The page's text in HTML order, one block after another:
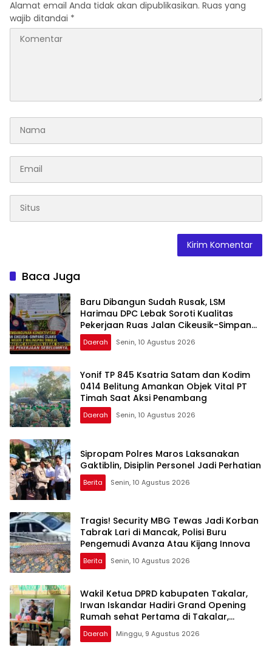
umum.
Alamat email Anda tidak akan dipublikasikan. Ruas yang
wajib ditandai *
Baca Juga
Baru Dibangun Sudah Rusak, LSM
Harimau DPC Lebak Soroti Kualitas
Pekerjaan Ruas Jalan Cikeusik-Simpang
Cijaku
Daerah Senin, 10 Agustus 2026
Yonif TP 845 Ksatria Satam dan Kodim
0414 Belitung Amankan Objek Vital PT
Timah Saat Aksi Penambang
Daerah Senin, 10 Agustus 2026
Sipropam Polres Maros Laksanakan
Gaktiblin, Disiplin Personel Jadi Perhatian
Berita Senin, 10 Agustus 2026
Tragis! Security MBG Tewas Jadi Korban
Tabrak Lari di Mancak, Polisi Buru
Pengemudi Avanza Atau Kijang Innova
Berita Senin, 10 Agustus 2026
Wakil Ketua DPRD kabupaten Takalar,
Irwan Iskandar Hadiri Grand Opening
Rumah sehat Pertama di Takalar,
Melayani Terapis Gratis untuk Pasien
Dhuafa dan umum.
Daerah Minggu, 9 Agustus 2026